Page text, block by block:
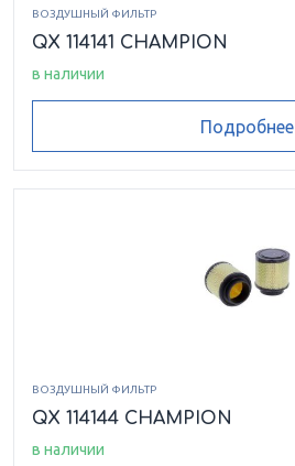
ВОЗДУШНЫЙ ФИЛЬТР
QX 114141 CHAMPION
в наличии
Подробнее
ВОЗДУШНЫЙ ФИЛЬТР
QX 114144 CHAMPION
в наличии